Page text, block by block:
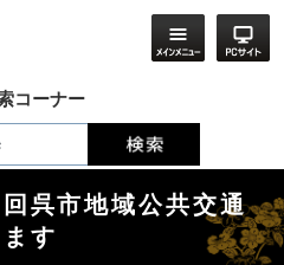
コーナー
呉市地域公共交通
す